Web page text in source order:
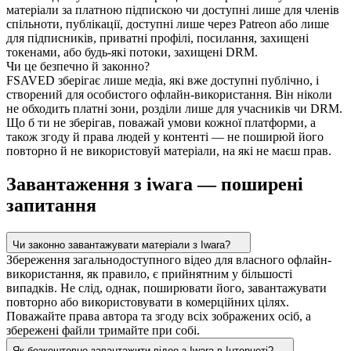
матеріали за платною підпискою чи доступні лише для членів
спільноти, публікації, доступні лише через Patreon або лише
для підписників, приватні профілі, посилання, захищені
токенами, або будь-які потоки, захищені DRM.
Чи це безпечно й законно?
FSAVED зберігає лише медіа, які вже доступні публічно, і
створений для особистого офлайн-використання. Він ніколи
не обходить платні зони, розділи лише для учасників чи DRM.
Що б ти не зберігав, поважай умови кожної платформи, а
також згоду й права людей у контенті — не поширюй його
повторно й не використовуй матеріали, на які не маєш прав.
Завантаження з iwara — поширені
запитання
Чи законно завантажувати матеріали з Iwara?
Збереження загальнодоступного відео для власного офлайн-
використання, як правило, є прийнятним у більшості
випадків. Не слід, однак, поширювати його, завантажувати
повторно або використовувати в комерційних цілях.
Поважайте права автора та згоду всіх зображених осіб, а
збережені файли тримайте при собі.